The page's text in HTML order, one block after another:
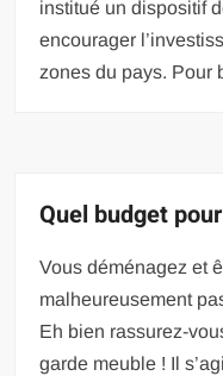
institué un dispositif
encourager
zones du pays. Pour
Quel budget
Vous déménagez et
malheureusement
Eh bien rassurez-
garde meuble ! Il